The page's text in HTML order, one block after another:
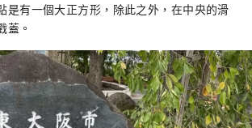
是有一個大正方形，除此之外，在中央的滑
蓋。